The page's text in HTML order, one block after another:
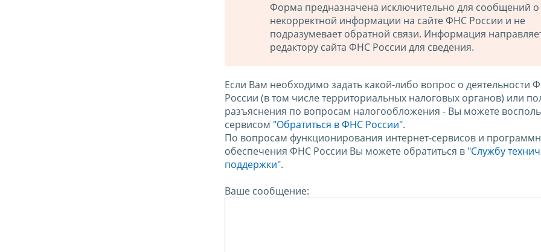
Форма предназначена исключительно для сообщений о
некорректной информации на сайте ФНС России и не
подразумевает обратной связи. Информация
редактору сайта ФНС России для сведения.
Если Вам необходимо задать какой-либо вопрос о деятельности
России (в том числе территориальных налоговых органов) или
разъяснения по вопросам налогообложения - Вы можете
сервисом "Обратиться в ФНС России".
По вопросам функционирования интернет-сервисов и
обеспечения ФНС России Вы можете обратиться в "Службу
поддержки".
Ваше сообщение: